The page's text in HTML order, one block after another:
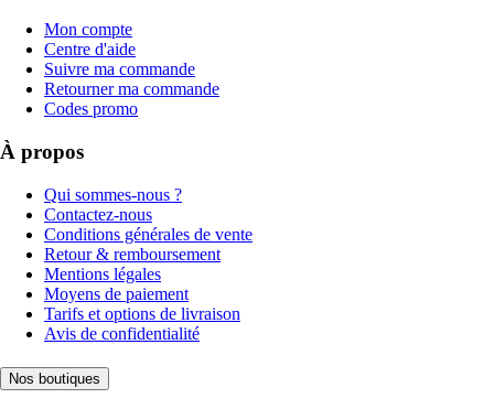
Mon compte
Centre d'aide
Suivre ma commande
Retourner ma commande
Codes promo
À propos
Qui sommes-nous ?
Contactez-nous
Conditions générales de vente
Retour & remboursement
Mentions légales
Moyens de paiement
Tarifs et options de livraison
Avis de confidentialité
Nos boutiques